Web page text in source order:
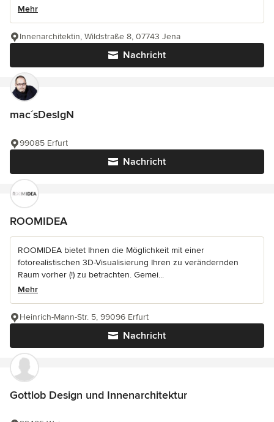
Mehr
Nachricht
Innenarchitektin, Wildstraße 8, 07743 Jena
mac´sDesIgN
Nachricht
99085 Erfurt
ROOMIDEA
ROOMIDEA bietet Ihnen die Möglichkeit mit einer
fotorealistischen 3D-Visualisierung Ihren zu verändernden
Raum vorher (!) zu betrachten. Gemei...
Mehr
Nachricht
Heinrich-Mann-Str. 5, 99096 Erfurt
Gottlob Design und Innenarchitektur